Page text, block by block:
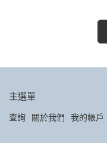
主選單
查詢 關於我們 我的帳戶